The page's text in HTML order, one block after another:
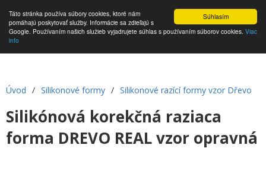
Súhlasím
Táto stránka používa súbory cookies, ktoré nám
pomáhajú poskytovať služby. Informácie sa zdieľajú s
Google. Používaním našich služieb vyjadrujete súhlas s používaním súborov cookies. Viac
info
Úvod / Silikonové formy / Silikonové razící formy vzor Dřevo
Silikónová korekčná raziaca
forma DREVO REAL vzor opravná